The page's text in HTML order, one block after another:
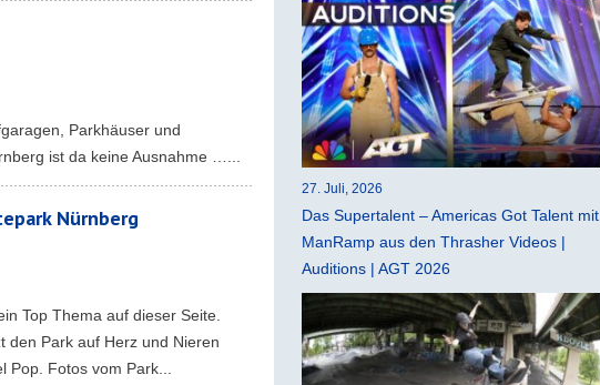
Parkhäuser und
ist da keine Ausnahme …...
Nürnberg
Top Thema auf dieser Seite.
den Park auf Herz und Nieren
Pop. Fotos vom Park...
27. Juli, 2026
Das Supertalent – Americas Got Talent mit
ManRamp aus den Thrasher Videos |
Auditions | AGT 2026